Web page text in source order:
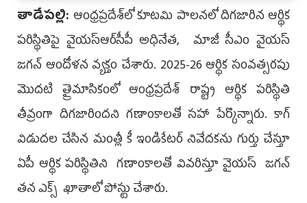
తాడేపల్లి:ఆంధ్రప్రదేశ్‌లో కూటమి పాలనలో దిగజారిన ఆర్థిక
పరిస్థితిపై వైయ‌స్ఆర్‌సీపీ అధినేత, మాజీ సీఎం వైయ‌స్‌
జగన్‌ ఆందోళన వ్యక్తం చేశారు. 2025-26 ఆర్థిక సంవత్సరపు
మొదటి త్రైమాసికంలో ఆంధ్రప్రదేశ్ రాష్ట్ర ఆర్థిక పరిస్థితి
తీవ్రంగా దిగజారిందని గణాంకాలతో సహా పేర్కొన్నారు. కాగ్‌
విడుదల చేసిన మంత్లీ కీ ఇండికేటర్ నివేద‌క‌ను గుర్తు చేస్తూ
ఏపీ ఆర్థిక ప‌రిస్థితిని గ‌ణాంకాల‌తో వివ‌రిస్తూ వైయ‌స్ జ‌గ‌న్
త‌న ఎక్స్ ఖాతాలో పోస్టు చేశారు.